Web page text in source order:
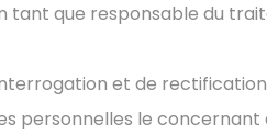
que responsable du
et de
le concernant